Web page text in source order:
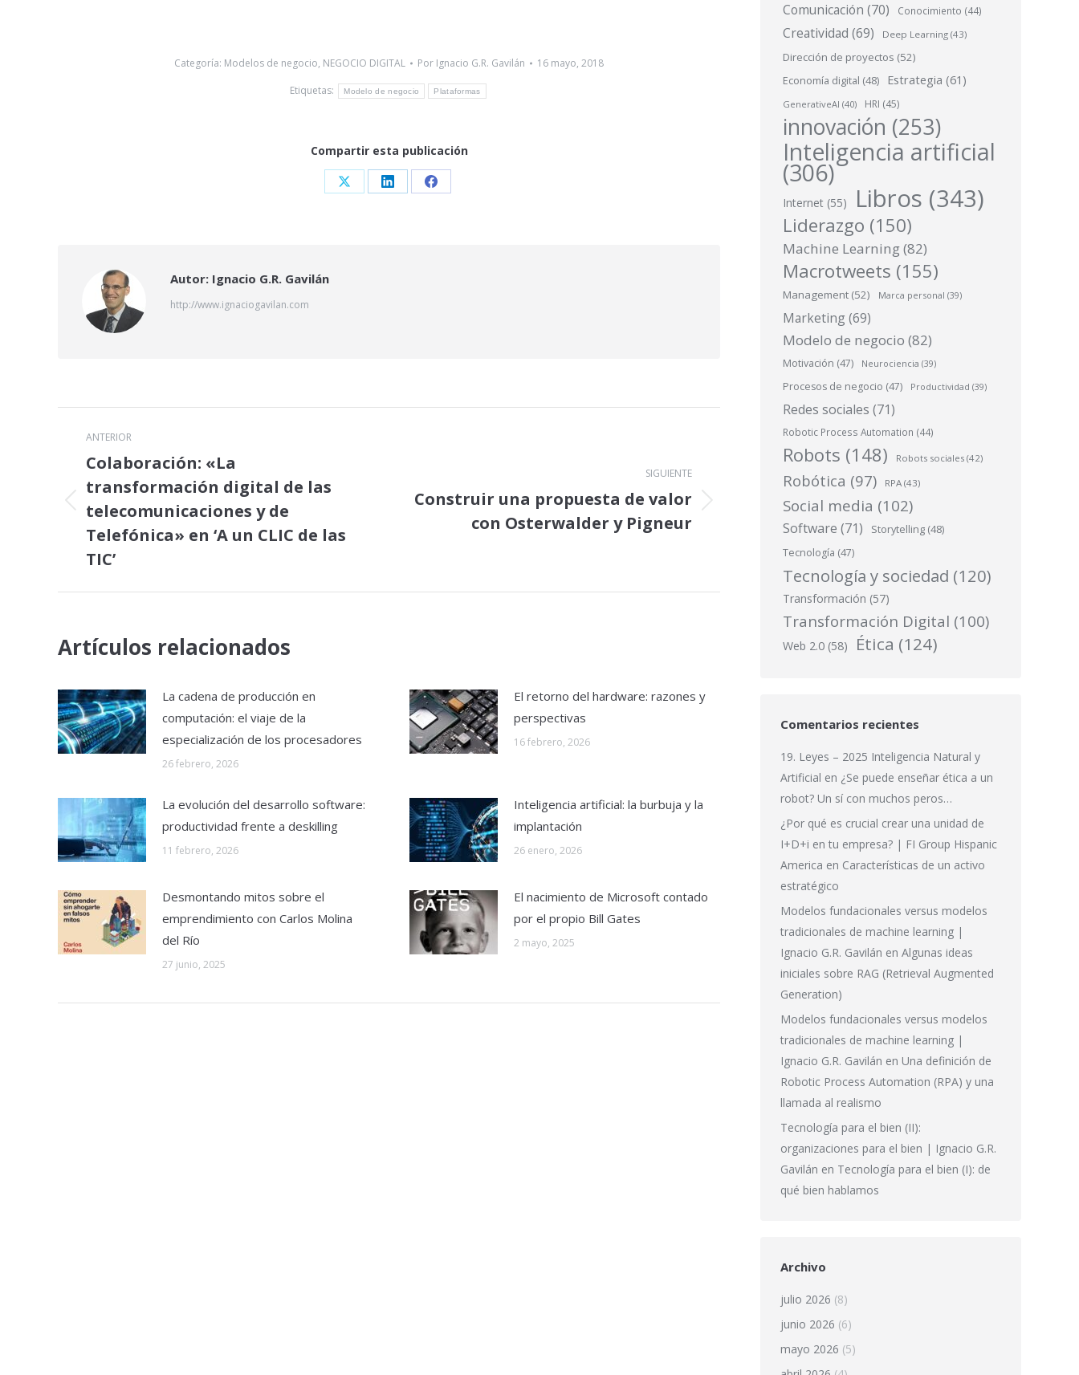
Categoría: Modelos de negocio, NEGOCIO DIGITAL Por Ignacio G.R. Gavilán
16 mayo, 2018
Etiquetas:
Modelo de negocio Plataformas
Compartir esta publicación
Share Share Share
Autor: Ignacio G.R. Gavilán
http://www.ignaciogavilan.com
Navegación
entre
publicaciones
ANTERIOR
Publicación
anterior:
Colaboración: «La
transformación digital de las
telecomunicaciones y de
Telefónica» en ‘A un CLIC de las
TIC’
SIGUIENTE
Publicación
Construir una propuesta de valor
con Osterwalder y Pigneur
Artículos relacionados
La cadena de producción en
computación: el viaje de la
especialización de los procesadores
26 febrero, 2026
El retorno del hardware: razones y
perspectivas
16 febrero, 2026
La evolución del desarrollo software:
productividad frente a deskilling
11 febrero, 2026
Inteligencia artificial: la burbuja y la
implantación
26 enero, 2026
Desmontando mitos sobre el
emprendimiento con Carlos Molina
del Río
27 junio, 2025
El nacimiento de Microsoft contado
por el propio Bill Gates
2 mayo, 2025
Comunicación (70) Conocimiento (44)
Creatividad (69) Deep Learning (43)
Dirección de proyectos (52)
Economía digital (48) Estrategia (61)
GenerativeAI (40) HRI (45)
innovación (253)
Inteligencia artificial
(306)
Internet (55) Libros (343)
Liderazgo (150)
Machine Learning(82)
Macrotweets (155)
Management (52) Marca personal (39)
Marketing (69)
Modelo de negocio (82)
Motivación (47) Neurociencia (39)
Procesos de negocio (47) Productividad (39)
Redes sociales (71)
Robotic Process Automation (44)
Robots (148) Robots sociales (42)
Robótica (97) RPA (43)
Social media (102)
Software (71) Storytelling (48)
Tecnología (47)
Tecnología y sociedad (120)
Transformación (57)
Transformación Digital (100)
Web 2.0 (58) Ética (124)
Comentarios recientes
19. Leyes – 2025 Inteligencia Natural y
Artificial en ¿Se puede enseñar ética a un
robot? Un sí con muchos peros…
¿Por qué es crucial crear una unidad de
I+D+i en tu empresa? | FI Group Hispanic
America en Características de un activo
estratégico
Modelos fundacionales versus modelos
tradicionales de machine learning |
Ignacio G.R. Gavilán en Algunas ideas
iniciales sobre RAG (Retrieval Augmented
Generation)
Modelos fundacionales versus modelos
tradicionales de machine learning |
Ignacio G.R. Gavilán en Una definición de
Robotic Process Automation (RPA) y una
llamada al realismo
Tecnología para el bien (II):
organizaciones para el bien | Ignacio G.R.
Gavilán en Tecnología para el bien (I): de
qué bien hablamos
Archivo
julio 2026 (8)
junio 2026 (6)
mayo 2026 (5)